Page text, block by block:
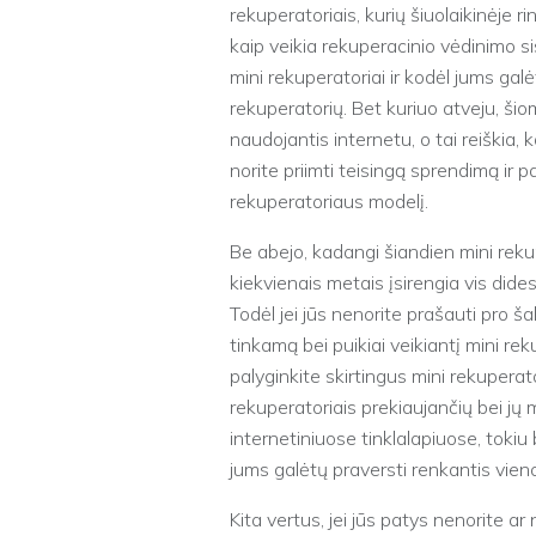
rekuperatoriais, kurių šiuolaikinėje
kaip veikia rekuperacinio vėdinimo
mini rekuperatoriai ir kodėl jums
rekuperatorių. Bet kuriuo atveju,
naudojantis internetu, o tai reiškia,
norite priimti teisingą sprendimą ir
rekuperatoriaus modelį.
Be abejo, kadangi šiandien mini
kiekvienais metais įsirengia vis
Todėl jei jūs nenorite prašauti pro
tinkamą bei puikiai veikiantį mini
palyginkite skirtingus mini
rekuperatoriais prekiaujančių bei jų
internetiniuose tinklalapiuose,
jums galėtų praversti renkantis
Kita vertus, jei jūs patys nenorite ar